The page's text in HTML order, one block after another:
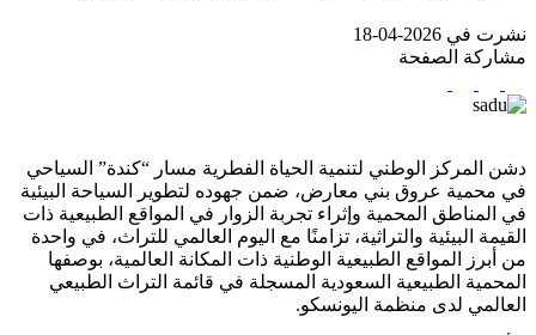
نشرت في 2026-04-18
مشاركة الصفحة
دشن المركز الوطني لتنمية الحياة الفطرية مسار “كندة” السياحي
في محمية عروق بني معارض، ضمن جهوده لتطوير السياحة البيئية
في المناطق المحمية وإثراء تجربة الزوار في المواقع الطبيعية ذات
القيمة البيئية والتراثية، تزامنًا مع اليوم العالمي للتراث، في واحدة
من أبرز المواقع الطبيعية الوطنية ذات المكانة العالمية، بوصفها
المحمية الطبيعية السعودية المسجلة في قائمة التراث الطبيعي
العالمي لدى منظمة اليونسكو.